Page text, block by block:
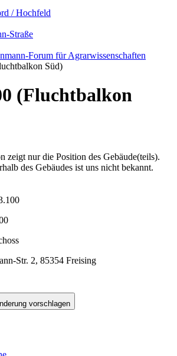
/ Hochfeld
Straße
Forum für Agrarwissenschaften
Süd)
(Fluchtbalkon
zeigt nur die Position des Gebäude(teils).
des Gebäudes ist uns nicht bekannt.
Str. 2, 85354 Freising
vorschlagen